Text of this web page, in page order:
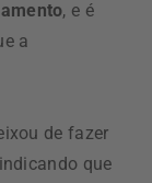
, e é
a
de fazer
que